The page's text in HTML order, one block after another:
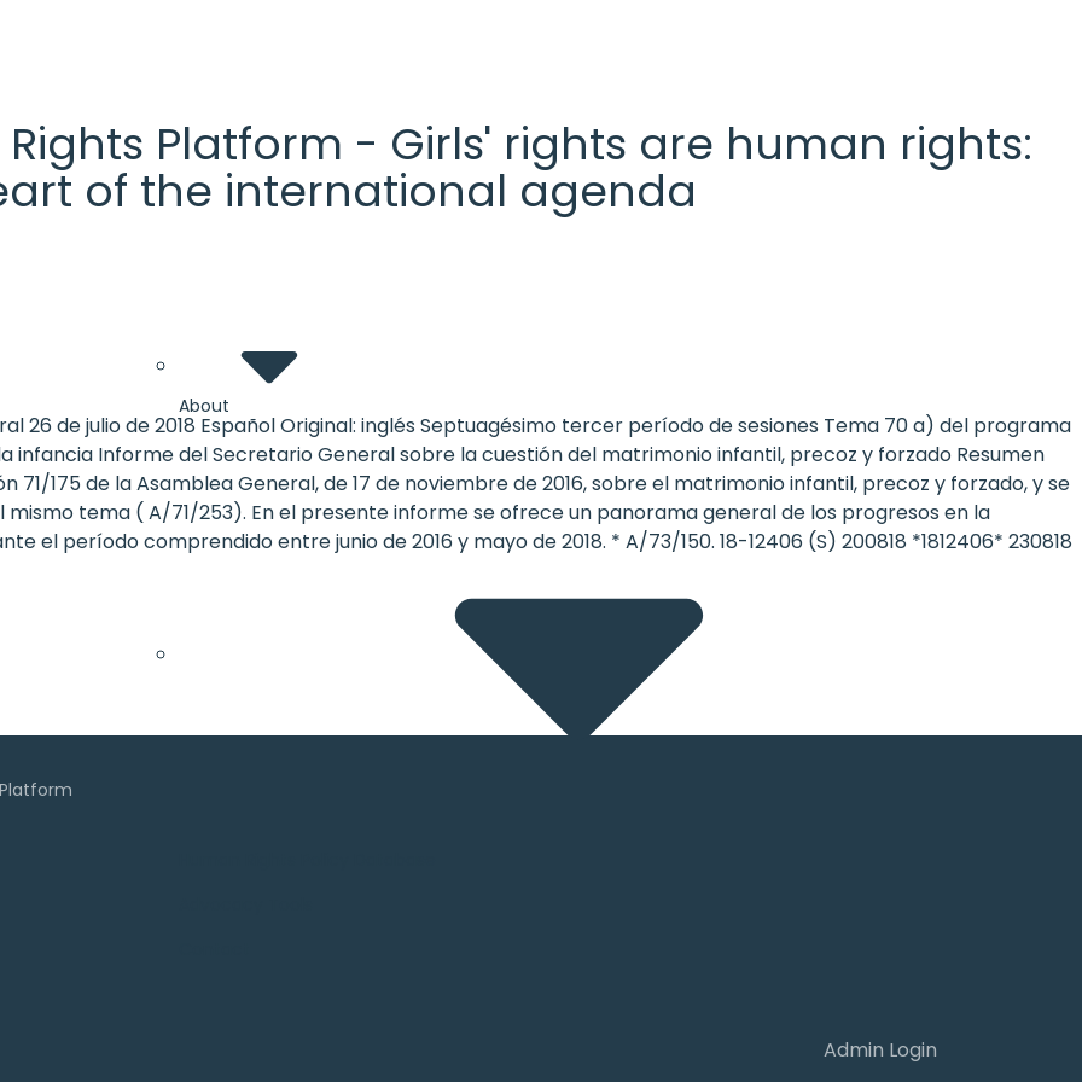
Platform - Girls' rights are human rights:
of the international agenda
About
26 de julio de 2018 Español Original: inglés Septuagésimo tercer período de sesiones Tema 70 a) del programa
Informe del Secretario General sobre la cuestión del matrimonio infantil, precoz y forzado Resumen
175 de la Asamblea General, de 17 de noviembre de 2016, sobre el matrimonio infantil, precoz y forzado, y se
tema ( A/71/253). En el presente informe se ofrece un panorama general de los progresos en la
el período comprendido entre junio de 2016 y mayo de 2018. * A/73/150. 18-12406 (S) 200818 *1812406* 230818
Admin Login